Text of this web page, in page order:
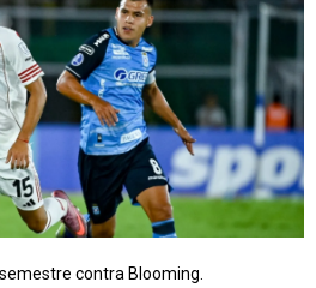
contra Blooming.